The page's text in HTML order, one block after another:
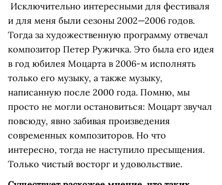
Исключительно интересными для фестиваля
и для меня были сезоны 2002—2006 годов.
Тогда за художественную программу отвечал
композитор Петер Ружичка. Это была его идея
в год юбилея Моцарта в 2006-м исполнять
только его музыку, а также музыку,
написанную после 2000 года. Помню, мы
просто не могли остановиться: Моцарт звучал
повсюду, явно забивая произведения
современных композиторов. Но что
интересно, тогда не наступило пресыщения.
Только чистый восторг и удовольствие.